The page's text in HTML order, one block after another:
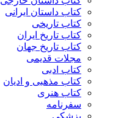
کتاب داستان ایرانی
کتاب تاریخی
کتاب تاریخ ایران
کتاب تاریخ جهان
مجلات قدیمی
کتاب ادبی
کتاب مذهبی و ادیان
کتاب هنری
سفرنامه
پزشکی